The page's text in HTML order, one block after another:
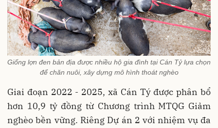
Giống lợn đen bản địa được nhiều hộ gia đình tại Cán Tỷ lựa chọn
để chăn nuôi, xây dựng mô hình thoát nghèo
Giai đoạn 2022 - 2025, xã Cán Tý được phân bổ
hơn 10,9 tỷ đồng từ Chương trình MTQG Giảm
nghèo bền vững. Riêng Dự án 2 với nhiệm vụ đa